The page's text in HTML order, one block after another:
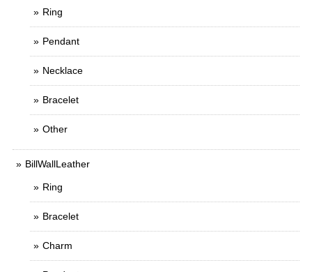
Ring
Pendant
Necklace
Bracelet
Other
BillWallLeather
Ring
Bracelet
Charm